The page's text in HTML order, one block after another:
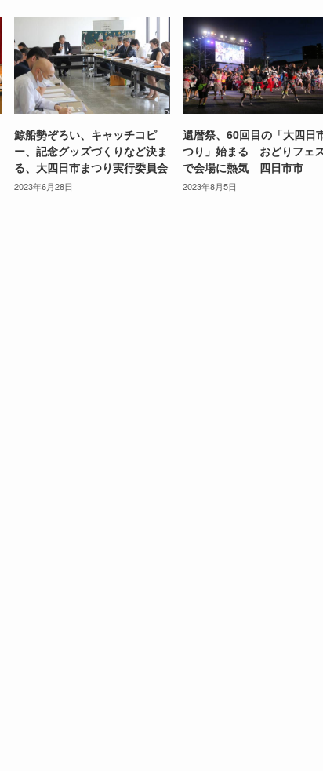
鯨船勢ぞろい、キャッチコピ
ー、記念グッズづくりなど決ま
る、大四日市まつり実行委員会
2023年6月28日
還暦祭、60回目の「大四日
つり」始まる おどりフェ
で会場に熱気 四日市市
2023年8月5日